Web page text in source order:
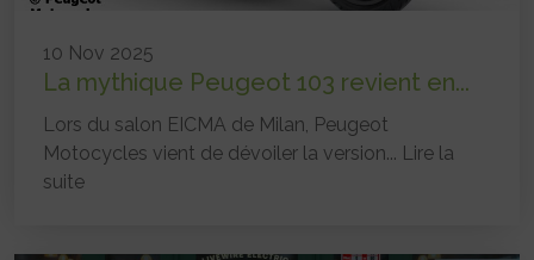
10 Nov 2025
La mythique Peugeot 103 revient en...
Lors du salon EICMA de Milan, Peugeot
Motocycles vient de dévoiler la version... Lire la
suite